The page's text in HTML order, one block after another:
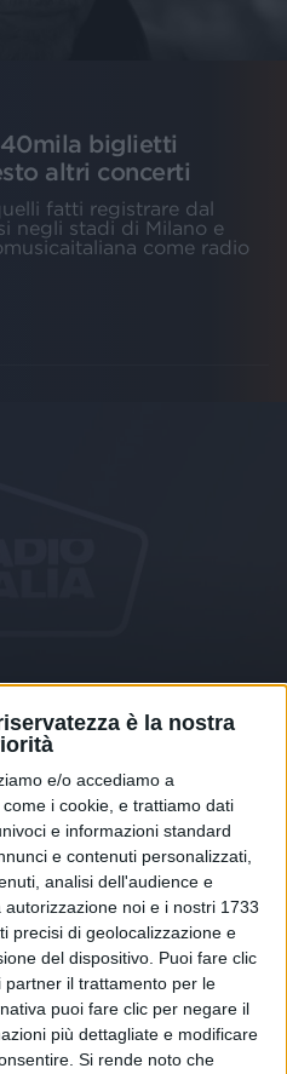
è la nostra
e/o accediamo a
i cookie, e trattiamo dati
e informazioni standard
e contenuti personalizzati,
analisi dell'audience e
autorizzazione noi e i nostri 1733
precisi di geolocalizzazione e
del dispositivo. Puoi fare clic
il trattamento per le
puoi fare clic per negare il
più dettagliate e modificare
Si rende noto che
biglietti
altri concerti
fatti registrare dal
negli stadi di Milano e
come radio
“Grandi novità!
così la “Milano Vasco